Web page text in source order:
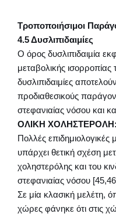
Τροποποιήσιμοι
4.5 Δυσλιπιδαιμίες
Ο όρος δυσλιπιδαιµία
μεταβολικής ισορροπίας
δυσλιπιδαιμίες
προδιαθεσικούς
στεφανιαίας νόσου και
ΟΛΙΚΗ ΧΟΛΗΣΤΕΡΟΛΗ:
Πολλές επιδημιολογικές
υπάρχει θετική σχέση
χοληστερόλης και του
στεφανιαίας νόσου
Σε μία κλασική μελέτη,
χώρες φάνηκε ότι στις